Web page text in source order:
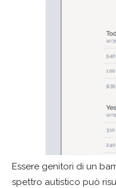
Essere genitori di un
spettro autistico può